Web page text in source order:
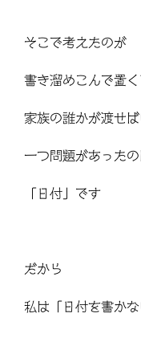
そこで考えたのが
書き溜めこんで置く
家族の誰かが渡せ
一つ問題があったの
「日付」です
だから
私は「日付を書か